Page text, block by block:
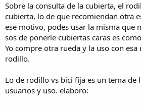
Sobre la consulta de la cubierta, el
cubierta, lo de que recomiendan otra
ese motivo, podes usar la misma que
sos de ponerle cubiertas caras es
Yo compre otra rueda y la uso con
rodillo.
Lo de rodillo vs bici fija es un tema de
usuarios y uso. elaboro: